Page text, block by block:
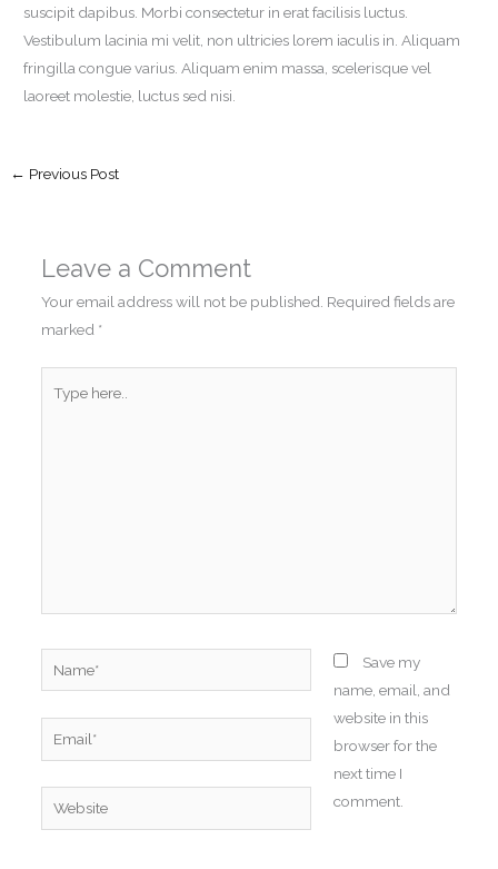
suscipit dapibus. Morbi consectetur in erat facilisis luctus.
Vestibulum lacinia mi velit, non ultricies lorem iaculis in. Aliquam
fringilla congue varius. Aliquam enim massa, scelerisque vel
laoreet molestie, luctus sed nisi.
← Previous Post
Leave a Comment
Your email address will not be published. Required fields are
marked *
here..
Website
Save my
name, email, and
website in this
browser for the
next time I
comment.